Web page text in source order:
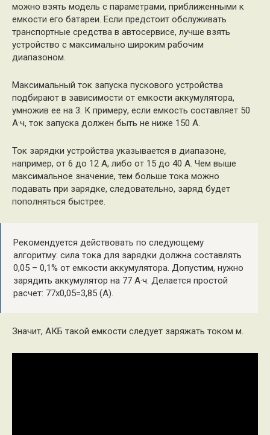
можно взять модель с параметрами, приближенными к
емкости его батареи. Если предстоит обслуживать
транспортные средства в автосервисе, лучше взять
устройство с максимально широким рабочим
диапазоном.
Максимальный ток запуска пускового устройства
подбирают в зависимости от емкости аккумулятора,
умножив ее на 3. К примеру, если емкость составляет 50
А·ч, ток запуска должен быть не ниже 150 А.
Ток зарядки устройства указывается в диапазоне,
например, от 6 до 12 А, либо от 15 до 40 А. Чем выше
максимальное значение, тем больше тока можно
подавать при зарядке, следовательно, заряд будет
пополняться быстрее.
Рекомендуется действовать по следующему
алгоритму: сила тока для зарядки должна составлять
0,05 – 0,1% от емкости аккумулятора. Допустим, нужно
зарядить аккумулятор на 77 А·ч. Делается простой
расчет: 77х0,05=3,85 (А).
Значит, АКБ такой емкости следует заряжать током м.